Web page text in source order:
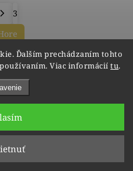
Ďalším prechádzaním tohto
Viac informáciítu.
3
vipgold.sk
223 112